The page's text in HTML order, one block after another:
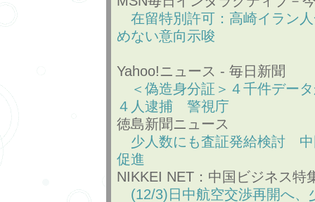
在留特別許可：高崎イラン
めない意向示唆
Yahoo!ニュース - 毎日新聞
＜偽造身分証＞４千件デー
４人逮捕 警視庁
徳島新聞ニュース
少人数にも査証発給検討 中
促進
NIKKEI NET：中国ビジネス特
(12/3)日中航空交渉再開へ、